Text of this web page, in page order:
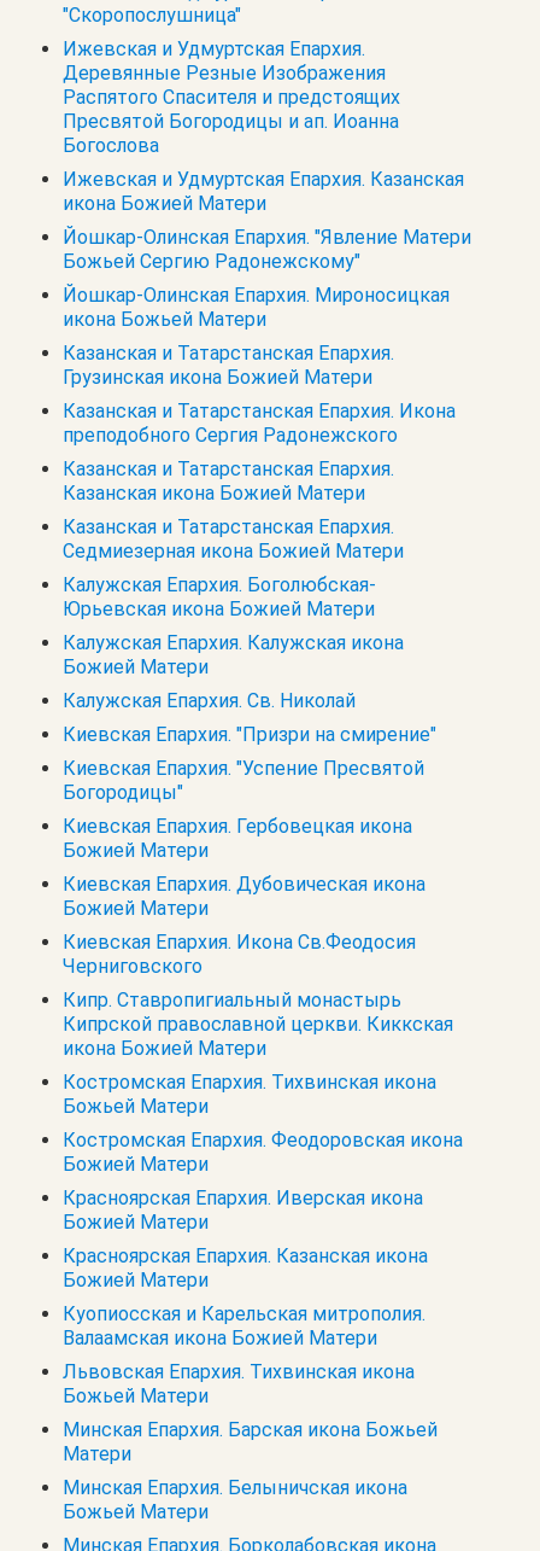
"Скоропослушница"
Ижевская и Удмуртская Епархия.
Деревянные Резные Изображения
Распятого Спасителя и предстоящих
Пресвятой Богородицы и ап. Иоанна
Богослова
Ижевская и Удмуртская Епархия. Казанская
икона Божией Матери
Йошкар-Олинская Епархия. "Явление Матери
Божьей Сергию Радонежскому"
Йошкар-Олинская Епархия. Мироносицкая
икона Божьей Матери
Казанская и Татарстанская Епархия.
Грузинская икона Божией Матери
Казанская и Татарстанская Епархия. Икона
преподобного Сергия Радонежского
Казанская и Татарстанская Епархия.
Казанская икона Божией Матери
Казанская и Татарстанская Епархия.
Седмиезерная икона Божией Матери
Калужская Епархия. Боголюбская-
Юрьевская икона Божией Матери
Калужская Епархия. Калужская икона
Божией Матери
Калужская Епархия. Св. Николай
Киевская Епархия. "Призри на смирение"
Киевская Епархия. "Успение Пресвятой
Богородицы"
Киевская Епархия. Гербовецкая икона
Божией Матери
Киевская Епархия. Дубовическая икона
Божией Матери
Киевская Епархия. Икона Св.Феодосия
Черниговского
Кипр. Cтавропигиальный монастырь
Кипрской православной церкви. Киккская
икона Божией Матери
Костромская Епархия. Тихвинская икона
Божьей Матери
Костромская Епархия. Феодоровская икона
Божией Матери
Красноярская Епархия. Иверская икона
Божией Матери
Красноярская Епархия. Казанская икона
Божией Матери
Куопиосская и Карельская митрополия.
Валаамская икона Божией Матери
Львовская Епархия. Тихвинская икона
Божьей Матери
Минская Епархия. Барская икона Божьей
Матери
Минская Епархия. Белыничская икона
Божьей Матери
Минская Епархия. Борколабовская икона